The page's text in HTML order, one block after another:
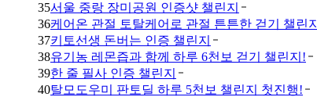
35서울 중랑 장미공원 인증샷 챌린지
36케어온 관절 토탈케어로 관절 튼튼한 걷기 챌린지
37키토선생 돈버는 인증 챌린지
38유기농 레몬즙과 함께 하루 6천보 걷기 챌린지!
39한 줄 필사 인증 챌린지
40탈모도우미 판토딜 하루 5천보 챌린지 첫진행!